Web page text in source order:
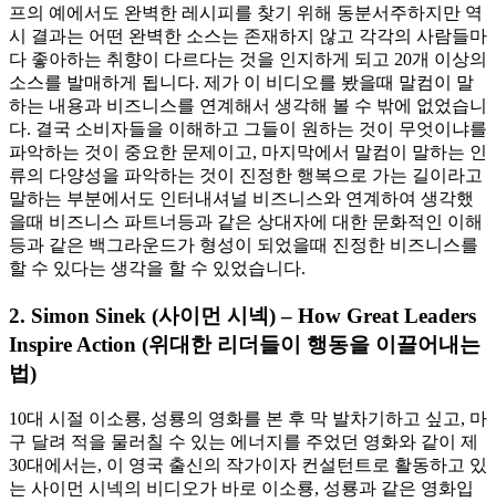
프의 예에서도 완벽한 레시피를 찾기 위해 동분서주하지만 역
시 결과는 어떤 완벽한 소스는 존재하지 않고 각각의 사람들마
다 좋아하는 취향이 다르다는 것을 인지하게 되고 20개 이상의
소스를 발매하게 됩니다. 제가 이 비디오를 봤을때 말컴이 말
하는 내용과 비즈니스를 연계해서 생각해 볼 수 밖에 없었습니
다. 결국 소비자들을 이해하고 그들이 원하는 것이 무엇이냐를
파악하는 것이 중요한 문제이고, 마지막에서 말컴이 말하는 인
류의 다양성을 파악하는 것이 진정한 행복으로 가는 길이라고
말하는 부분에서도 인터내셔널 비즈니스와 연계하여 생각했
을때 비즈니스 파트너등과 같은 상대자에 대한 문화적인 이해
등과 같은 백그라운드가 형성이 되었을때 진정한 비즈니스를
할 수 있다는 생각을 할 수 있었습니다.
2. Simon Sinek (사이먼 시넥) – How Great Leaders
Inspire Action (위대한 리더들이 행동을 이끌어내는
법)
10대 시절 이소룡, 성룡의 영화를 본 후 막 발차기하고 싶고, 마
구 달려 적을 물러칠 수 있는 에너지를 주었던 영화와 같이 제
30대에서는, 이 영국 출신의 작가이자 컨설턴트로 활동하고 있
는 사이먼 시넥의 비디오가 바로 이소룡, 성룡과 같은 영화입